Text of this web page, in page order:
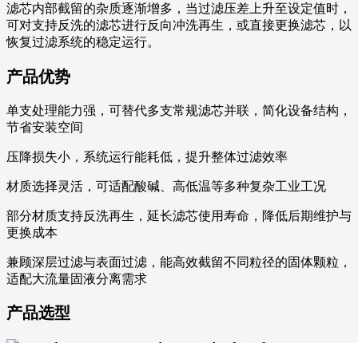
滤芯内部截留的杂质逐渐增多，当过滤压差上升至设定值时，
可对支持反洗的滤芯进行反向冲洗再生，或直接更换滤芯，以
恢复过滤系统的稳定运行。
产品优势
单支处理能力强，可替代多支常规滤芯并联，简化设备结构，
节省安装空间
压降损失小，系统运行能耗低，提升整体过滤效率
材质选择灵活，可适配酸碱、高低温等多种复杂工业工况
部分材质支持反洗再生，延长滤芯使用寿命，降低后期维护与
更换成本
兼顾深层过滤与表面过滤，能高效截留不同粒径的固体颗粒，
适配大流量固液分离需求
产品选型